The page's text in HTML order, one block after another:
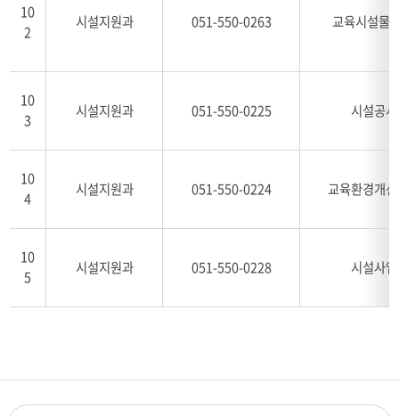
10
2
시설지원과 051-550-0263 교육시설물
10
3
시설지원과 051-550-0225 시설공
10
4
시설지원과 051-550-0224 교육환경개
10
5
시설지원과 051-550-0228 시설사